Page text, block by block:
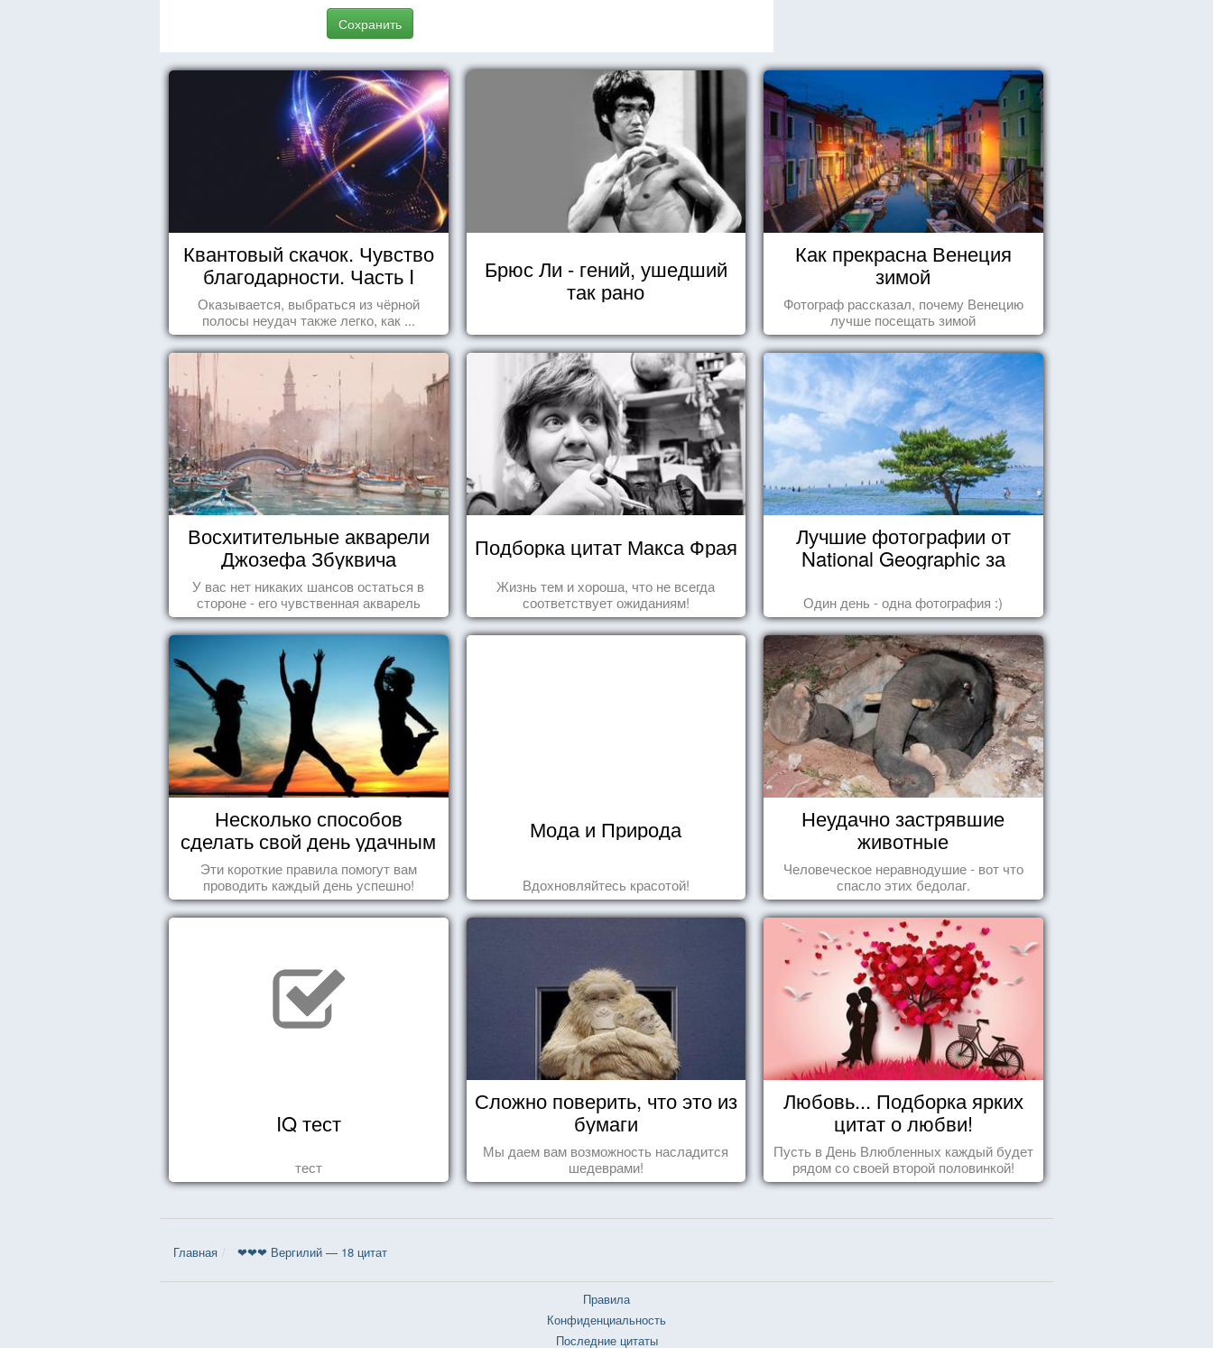
Сохранить
Квантовый скачок. Чувство
благодарности. Часть I
Оказывается, выбраться из чёрной
полосы неудач также легко, как ...
Брюс Ли - гений, ушедший
так рано
Как прекрасна Венеция
зимой
Фотограф рассказал, почему Венецию
лучше посещать зимой
Восхитительные акварели
Джозефа Збуквича
У вас нет никаких шансов остаться в
стороне - его чувственная акварель
покорила жителей всего мира.
Подборка цитат Макса Фрая
Жизнь тем и хороша, что не всегда
соответствует ожиданиям!
Лучшие фотографии от
National Geographic за
Один день - одна фотография :)
Несколько способов
сделать свой день удачным
Эти короткие правила помогут вам
проводить каждый день успешно!
Мода и Природа
Вдохновляйтесь красотой!
Неудачно застрявшие
животные
Человеческое неравнодушие - вот что
спасло этих бедолаг.
IQ тест
тест
Сложно поверить, что это из
бумаги
Мы даем вам возможность насладится
шедеврами!
Любовь... Подборка ярких
цитат о любви!
Пусть в День Влюбленных каждый будет
рядом со своей второй половинкой!
Главная ❤❤❤ Вергилий — 18 цитат
Правила
Конфиденциальность
Последние цитаты